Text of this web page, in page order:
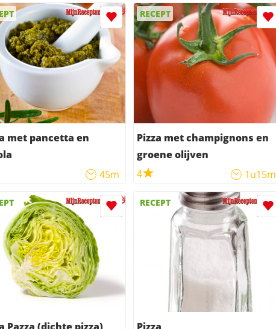
met pancetta en
45m
RECEPT
Pizza met champignons en
groene olijven
4
1u15m
Pazza (dichte pizza)
RECEPT
Pizza